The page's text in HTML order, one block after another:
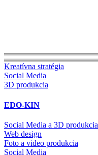
Kreatívna stratégia
Social Media
3D produkcia
EDO-KIN
Social Media a 3D produkcia
Web design
Foto a video produkcia
Social Media